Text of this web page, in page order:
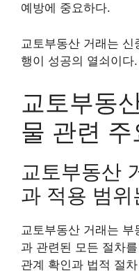
예방에 중요하다.
교토부동산 거래는
행이 성공의 열쇠이다.
교토부동
물 관련 주
교토부동산
과 적용 범
교토부동산 거래는
과 관련된 모든 절차
관계 확인과 법적 절